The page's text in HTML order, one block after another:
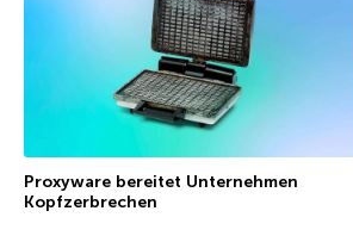
Proxyware bereitet Unternehmen
Kopfzerbrechen